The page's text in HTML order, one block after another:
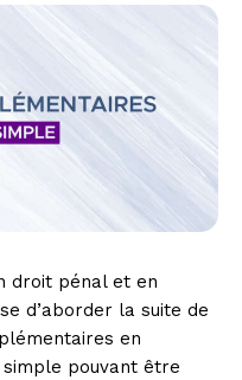
droit pénal et en
d’aborder la suite de
en
pouvant être